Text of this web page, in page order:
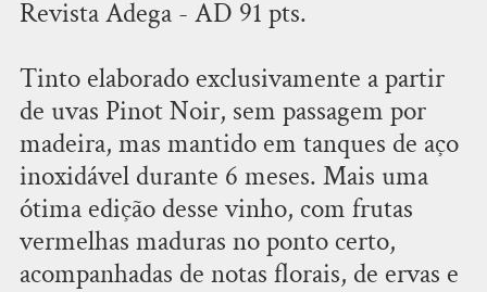
Revista Adega - AD 91 pts.
Tinto elaborado exclusivamente a partir
de uvas Pinot Noir, sem passagem por
madeira, mas mantido em tanques de aço
inoxidável durante 6 meses. Mais uma
ótima edição desse vinho, com frutas
vermelhas maduras no ponto certo,
acompanhadas de notas florais, de ervas e